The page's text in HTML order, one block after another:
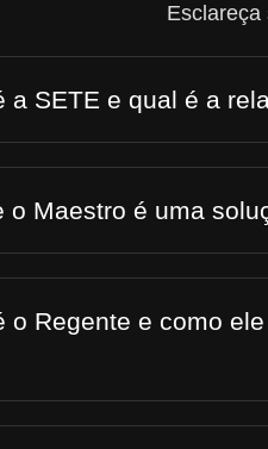
Esclareça
a SETE e qual é a
o Maestro é uma
o Regente e como